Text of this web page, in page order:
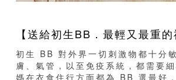
【送給初生BB．最輕又最重的
初生 BB 對外界一切刺激物都十分
膚、氣管，以至免疫系統，都需要
媽在衣食住行方面都為 BB 選最好